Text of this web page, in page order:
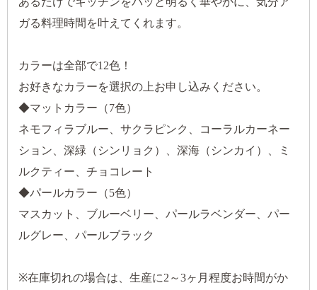
ガる料理時間を叶えてくれます。
カラーは全部で12色！
お好きなカラーを選択の上お申し込みください。
◆マットカラー（7色）
ネモフィラブルー、サクラピンク、コーラルカーネー
ション、深緑（シンリョク）、深海（シンカイ）、ミ
ルクティー、チョコレート
◆パールカラー（5色）
マスカット、ブルーベリー、パールラベンダー、パー
ルグレー、パールブラック
※在庫切れの場合は、生産に2～3ヶ月程度お時間がか